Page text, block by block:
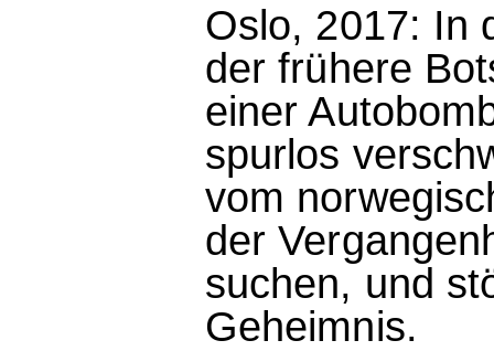
Oslo, 2017: In
der frühere
einer
spurlos
vom
der
suchen, und
Geheimnis.